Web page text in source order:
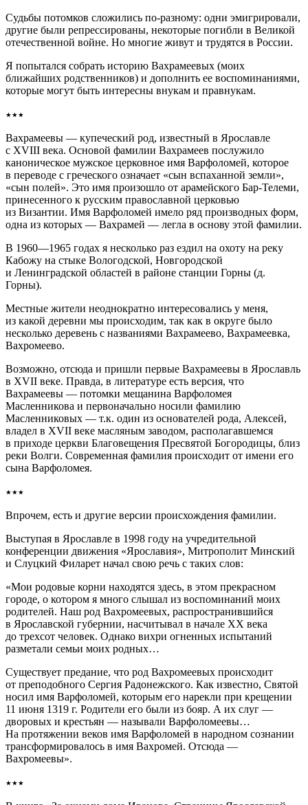
Судьбы потомков сложились по-разному: одни эмигрировали,
другие были репрессированы, некоторые погибли в Великой
отечественной войне. Но многие живут и трудятся в России.
Я попытался собрать историю Вахрамеевых (моих
ближайших родственников) и дополнить ее воспоминаниями,
которые могут быть интересны внукам и правнукам.
٭٭٭
Вахрамеевы — купеческий род, известный в Ярославле
с XVIII века. Основой фамилии Вахрамеев послужило
каноническое мужское церковное имя Варфоломей, которое
в переводе с греческого означает «сын вспаханной земли»,
«сын полей». Это имя произошло от арамейского Бар-Телеми,
принесенного к русским православной церковью
из Византии. Имя Варфоломей имело ряд производных форм,
одна из которых — Вахрамей — легла в основу этой фамилии.
В 1960—1965 годах я несколько раз ездил на охоту на реку
Кабожу на стыке Вологодской, Новгородской
и Ленинградской областей в районе станции Горны (д.
Горны).
Местные жители неоднократно интересовались у меня,
из какой деревни мы происходим, так как в округе было
несколько деревень с названиями Вахрамеево, Вахрамеевка,
Вахромеево.
Возможно, отсюда и пришли первые Вахрамеевы в Ярославль
в XVII веке. Правда, в литературе есть версия, что
Вахрамеевы — потомки мещанина Варфоломея
Масленникова и первоначально носили фамилию
Масленниковых — т.к. один из основателей рода, Алексей,
владел в XVII веке масляным заводом, располагавшемся
в приходе церкви Благовещения Пресвятой Богородицы, близ
реки Волги. Современная фамилия происходит от имени его
сына Варфоломея.
٭٭٭
Впрочем, есть и другие версии происхождения фамилии.
Выступая в Ярославле в 1998 году на учредительной
конференции движения «Ярославия», Митрополит Минский
и Слуцкий Филарет начал свою речь с таких слов:
«Мои родовые корни находятся здесь, в этом прекрасном
городе, о котором я много слышал из воспоминаний моих
родителей. Наш род Вахромеевых, распространившийся
в Ярославской губернии, насчитывал в начале XX века
до трехсот человек. Однако вихри огненных испытаний
разметали семьи моих родных…
Существует предание, что род Вахромеевых происходит
от преподобного Сергия Радонежского. Как известно, Святой
носил имя Варфоломей, которым его нарекли при крещении
11 июня 1319 г. Родители его были из бояр. А их слуг —
дворовых и крестьян — называли Варфоломеевы…
На протяжении веков имя Варфоломей в народном сознании
трансформировалось в имя Вахромей. Отсюда —
Вахромеевы».
٭٭٭